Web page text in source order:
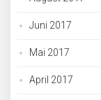
Juni 2017
Mai 2017
April 2017